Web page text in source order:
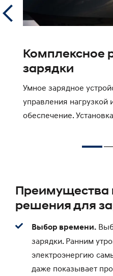
Комплексное
зарядки
Умное зарядное
управления нагрузкой
обеспечение.
Преимущества
решения для
Выбор времени.
зарядки. Ранним
электроэнергию
даже показывает